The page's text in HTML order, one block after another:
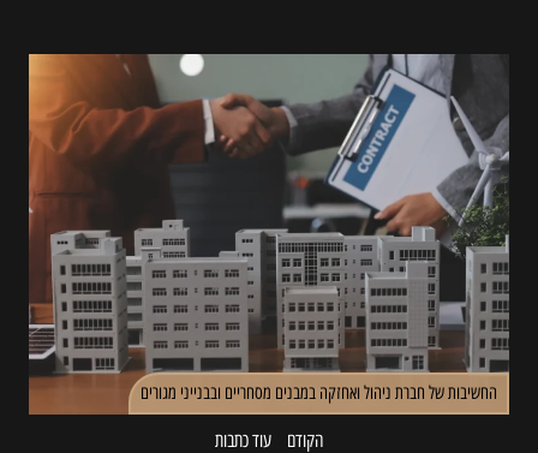
החשיבות של חברת ניהול ואחזקה במבנים מסחריים ובבנייני מגורים
הקודם עוד כתבות